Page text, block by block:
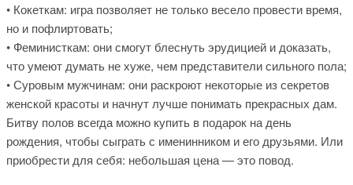
• Кокеткам: игра позволяет не только весело провести время,
но и пофлиртовать;
• Феминисткам: они смогут блеснуть эрудицией и доказать,
что умеют думать не хуже, чем представители сильного пола;
• Суровым мужчинам: они раскроют некоторые из секретов
женской красоты и начнут лучше понимать прекрасных дам.
Битву полов всегда можно купить в подарок на день
рождения, чтобы сыграть с именинником и его друзьями. Или
приобрести для себя: небольшая цена — это повод.